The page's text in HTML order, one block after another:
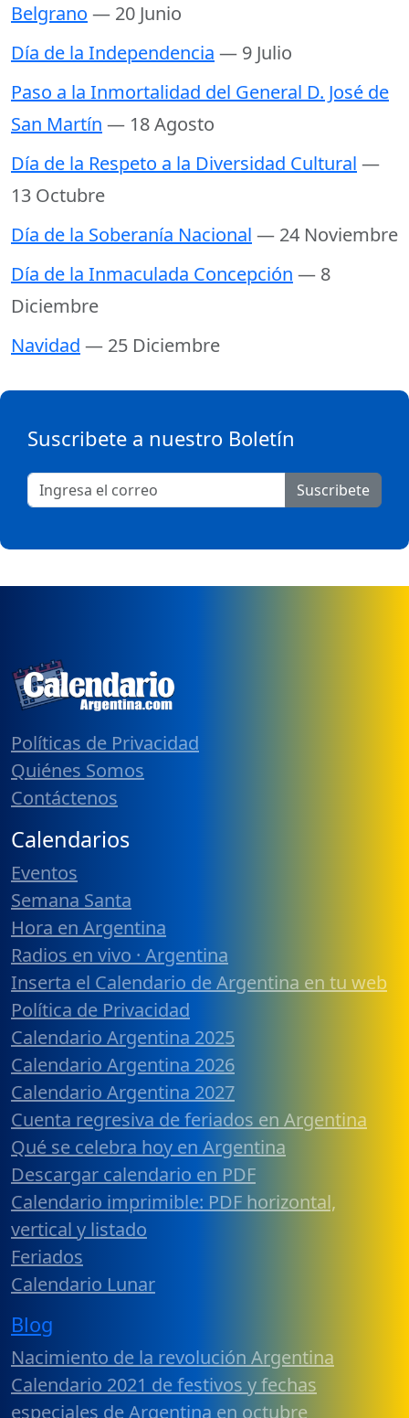
Belgrano — 20 Junio
Día de la Independencia — 9 Julio
Paso a la Inmortalidad del General D. José de
San Martín — 18 Agosto
Día de la Respeto a la Diversidad Cultural —
13 Octubre
Día de la Soberanía Nacional — 24 Noviembre
Día de la Inmaculada Concepción — 8
Diciembre
Navidad — 25 Diciembre
Suscribete a nuestro Boletín
Suscribete
Políticas de Privacidad
Quiénes Somos
Contáctenos
Calendarios
Eventos
Semana Santa
Hora en Argentina
Radios en vivo · Argentina
Inserta el Calendario de Argentina en tu web
Política de Privacidad
Calendario Argentina 2025
Calendario Argentina 2026
Calendario Argentina 2027
Cuenta regresiva de feriados en Argentina
Qué se celebra hoy en Argentina
Descargar calendario en PDF
Calendario imprimible: PDF horizontal,
vertical y listado
Feriados
Calendario Lunar
Blog
Nacimiento de la revolución Argentina
Calendario 2021 de festivos y fechas
especiales de Argentina en octubre